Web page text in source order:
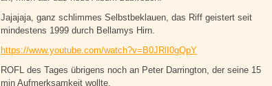
Jajajaja, ganz schlimmes Selbstbeklauen, das Riff geistert seit
mindestens 1999 durch Bellamys Hirn.
https://www.youtube.com/watch?v=B0JRlI0gQpY
ROFL des Tages übrigens noch an Peter Darrington, der seine 15
min Aufmerksamkeit wollte.